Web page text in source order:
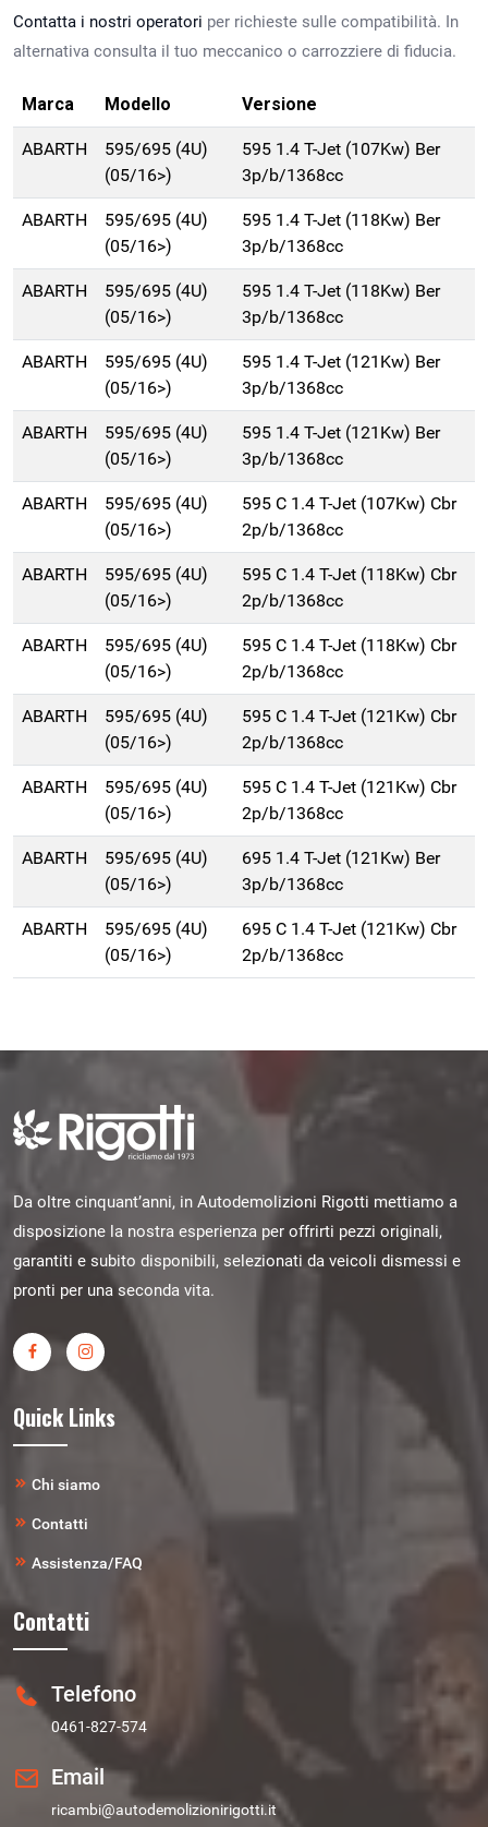
Contatta i nostri operatori per richieste sulle compatibilità. In
alternativa consulta il tuo meccanico o carrozziere di fiducia.
Marca Modello Versione
ABARTH
595/695 (4U)
(05/16>)
595 1.4 T-Jet (107Kw) Ber
3p/b/1368cc
ABARTH
595/695 (4U)
(05/16>)
595 1.4 T-Jet (118Kw) Ber
3p/b/1368cc
ABARTH
595/695 (4U)
(05/16>)
595 1.4 T-Jet (118Kw) Ber
3p/b/1368cc
ABARTH
595/695 (4U)
(05/16>)
595 1.4 T-Jet (121Kw) Ber
3p/b/1368cc
ABARTH
595/695 (4U)
(05/16>)
595 1.4 T-Jet (121Kw) Ber
3p/b/1368cc
ABARTH
595/695 (4U)
(05/16>)
595 C 1.4 T-Jet (107Kw) Cbr
2p/b/1368cc
ABARTH
595/695 (4U)
(05/16>)
595 C 1.4 T-Jet (118Kw) Cbr
2p/b/1368cc
ABARTH
595/695 (4U)
(05/16>)
595 C 1.4 T-Jet (118Kw) Cbr
2p/b/1368cc
ABARTH
595/695 (4U)
(05/16>)
595 C 1.4 T-Jet (121Kw) Cbr
2p/b/1368cc
ABARTH
595/695 (4U)
(05/16>)
595 C 1.4 T-Jet (121Kw) Cbr
2p/b/1368cc
ABARTH
595/695 (4U)
(05/16>)
695 1.4 T-Jet (121Kw) Ber
3p/b/1368cc
ABARTH
595/695 (4U)
(05/16>)
695 C 1.4 T-Jet (121Kw) Cbr
2p/b/1368cc
Da oltre cinquant’anni, in Autodemolizioni Rigotti mettiamo a
disposizione la nostra esperienza per offrirti pezzi originali,
garantiti e subito disponibili, selezionati da veicoli dismessi e
pronti per una seconda vita.
Quick Links
Chi siamo
Contatti
Assistenza/FAQ
Contatti
Telefono
0461-827-574
Email
ricambi@autodemolizionirigotti.it